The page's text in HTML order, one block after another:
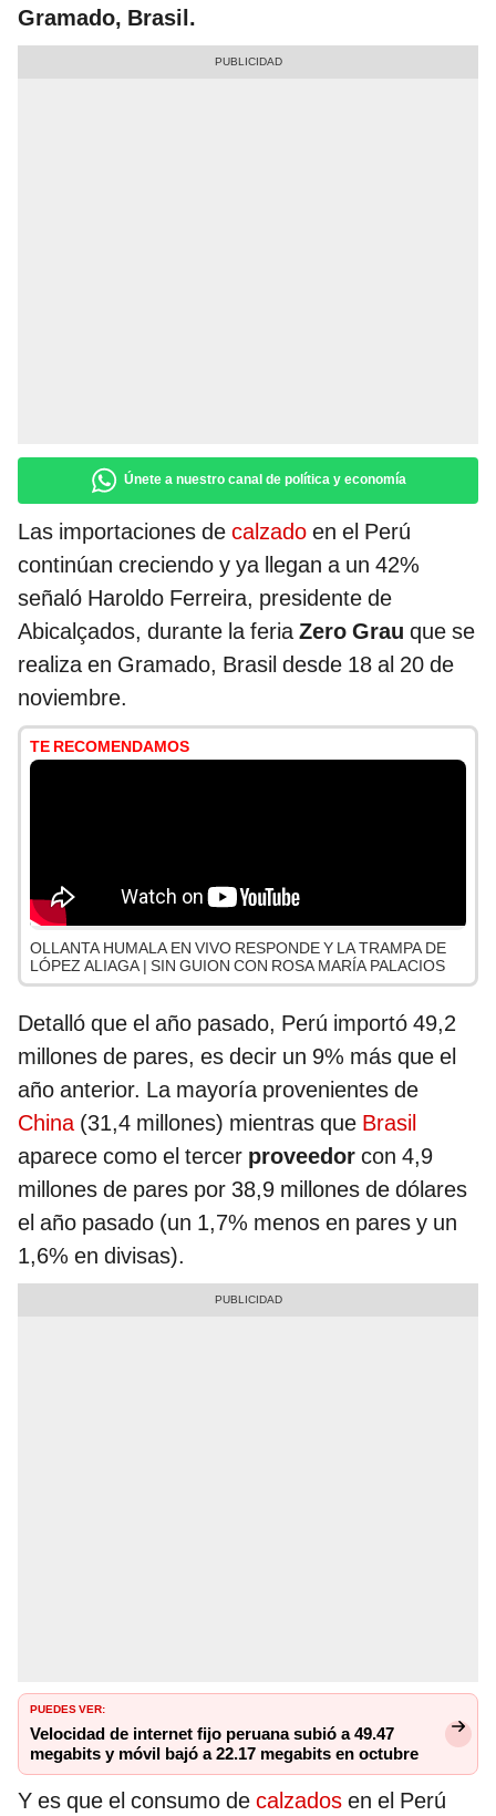
Gramado, Brasil.
Únete a nuestro canal de política y economía
Las importaciones de calzado en el Perú
continúan creciendo y ya llegan a un 42%
señaló Haroldo Ferreira, presidente de
Abicalçados, durante la feriaZero Grau que se
realiza en Gramado, Brasil desde 18 al 20 de
noviembre.
TE RECOMENDAMOS
OLLANTA HUMALA EN VIVO RESPONDE Y LA TRAMPA DE
LÓPEZ ALIAGA | SIN GUION CON ROSA MARÍA PALACIOS
Detalló que el año pasado, Perú importó 49,2
millones de pares, es decir un 9% más que el
año anterior. La mayoría provenientes de
China (31,4 millones) mientras que Brasil
aparece como el tercer proveedor con 4,9
millones de pares por 38,9 millones de dólares
el año pasado (un 1,7% menos en pares y un
1,6% en divisas).
PUEDES VER:
Velocidad de internet fijo peruana subió a 49.47
megabits y móvil bajó a 22.17 megabits en octubre
Y es que el consumo de calzados en el Perú